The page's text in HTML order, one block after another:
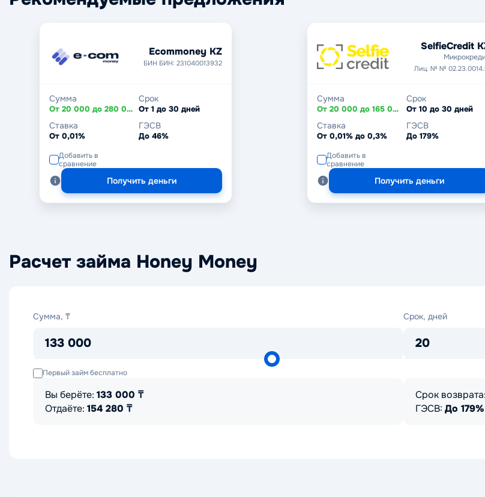
Ecommoney KZ
БИН БИН: 231040013932
Сумма
От 20 000 до 280 000 ₸
Срок
От 1 до 30 дней
Ставка
От 0,01%
ГЭСВ
До 46%
Добавить в
сравнение
Получить деньги
SelfieCredit
Лиц. № №
Сумма
От 20 000 до 165 000 ₸
Срок
От 10 до 30 дней
Ставка
От 0,01% до 0,3%
ГЭСВ
До 179%
Добавить в
сравнение
Получить деньги
Расчет займа Honey Money
Сумма, ₸
133 000
Сумма,
Срок, дней
20
Срок,
Первый займ бесплатно
Вы берёте: 133 000 ₸
Отдаёте: 154 280 ₸
Срок возврата:
ГЭСВ: До 179%